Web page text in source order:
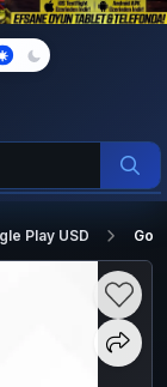
Play USD